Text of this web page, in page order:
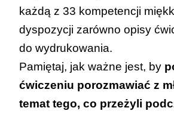
każdą z 33 kompetencji
dyspozycji zarówno opisy
do wydrukowania.
Pamiętaj, jak ważne jest, by
ćwiczeniu porozmawiać z
temat tego, co przeżyli